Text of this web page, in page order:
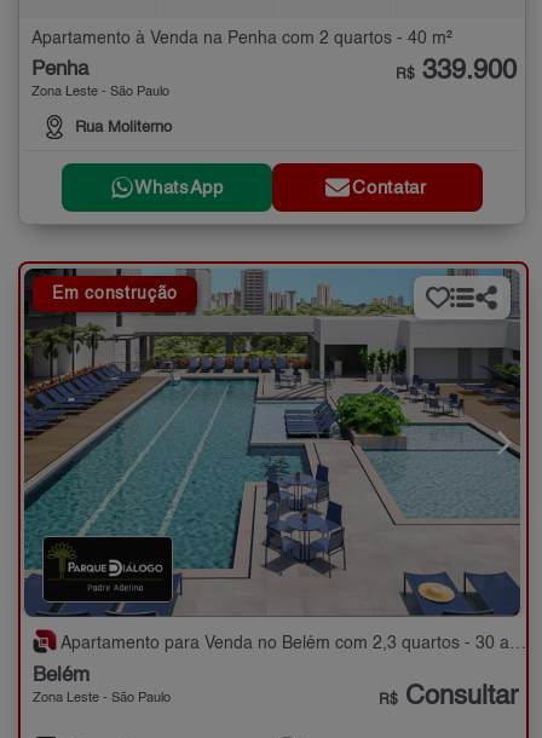
Apartamento à Venda na Penha com 2 quartos - 40 m²
Penha
Zona Leste - São Paulo
Rua Moliterno
R$ 339.900
WhatsApp Contatar
Em construção
Apartamento para Venda no Belém com 2,3 quartos - 30 a 125 m²
Belém
Zona Leste - São Paulo R$ Consultar